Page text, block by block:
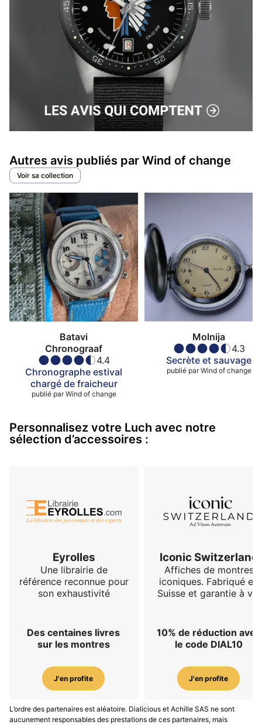
Autres avis publiés par Wind of change
Voir sa collection
Batavi
Chronograaf
4.4
Chronographe estival
chargé de fraicheur
publié par Wind of change
Molnija
4.3
Secrète et sauvage
publié par Wind of change
Personnalisez votre Luch avec notre
sélection d’accessoires :
Eyrolles
Une librairie de
référence reconnue pour
son exhaustivité
Des centaines livres
sur les montres
J'en profite
Iconic Switzerland
Affiches de montres
iconiques. Fabriqué en
Suisse et garantie à vie
10% de réduction avec
le code DIAL10
J'en profite
L’ordre des partenaires est aléatoire. Dialicious et Achille SAS ne sont
aucunement responsables des prestations de ces partenaires, mais